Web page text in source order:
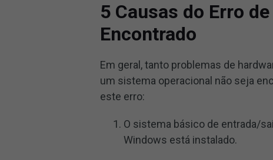
5 Causas do Erro
Encontrado
Em geral, tanto problemas de
um sistema operacional não seja
este erro:
O sistema básico de entrada/
Windows está instalado.